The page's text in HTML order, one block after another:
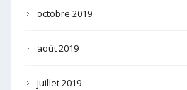
octobre 2019
août 2019
juillet 2019